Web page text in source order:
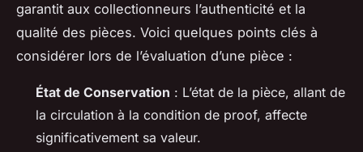
garantit aux collectionneurs l’authenticité et la
qualité des pièces. Voici quelques points clés à
considérer lors de l’évaluation d’une pièce :
État de Conservation : L’état de la pièce, allant de
la circulation à la condition de proof, affecte
significativement sa valeur.